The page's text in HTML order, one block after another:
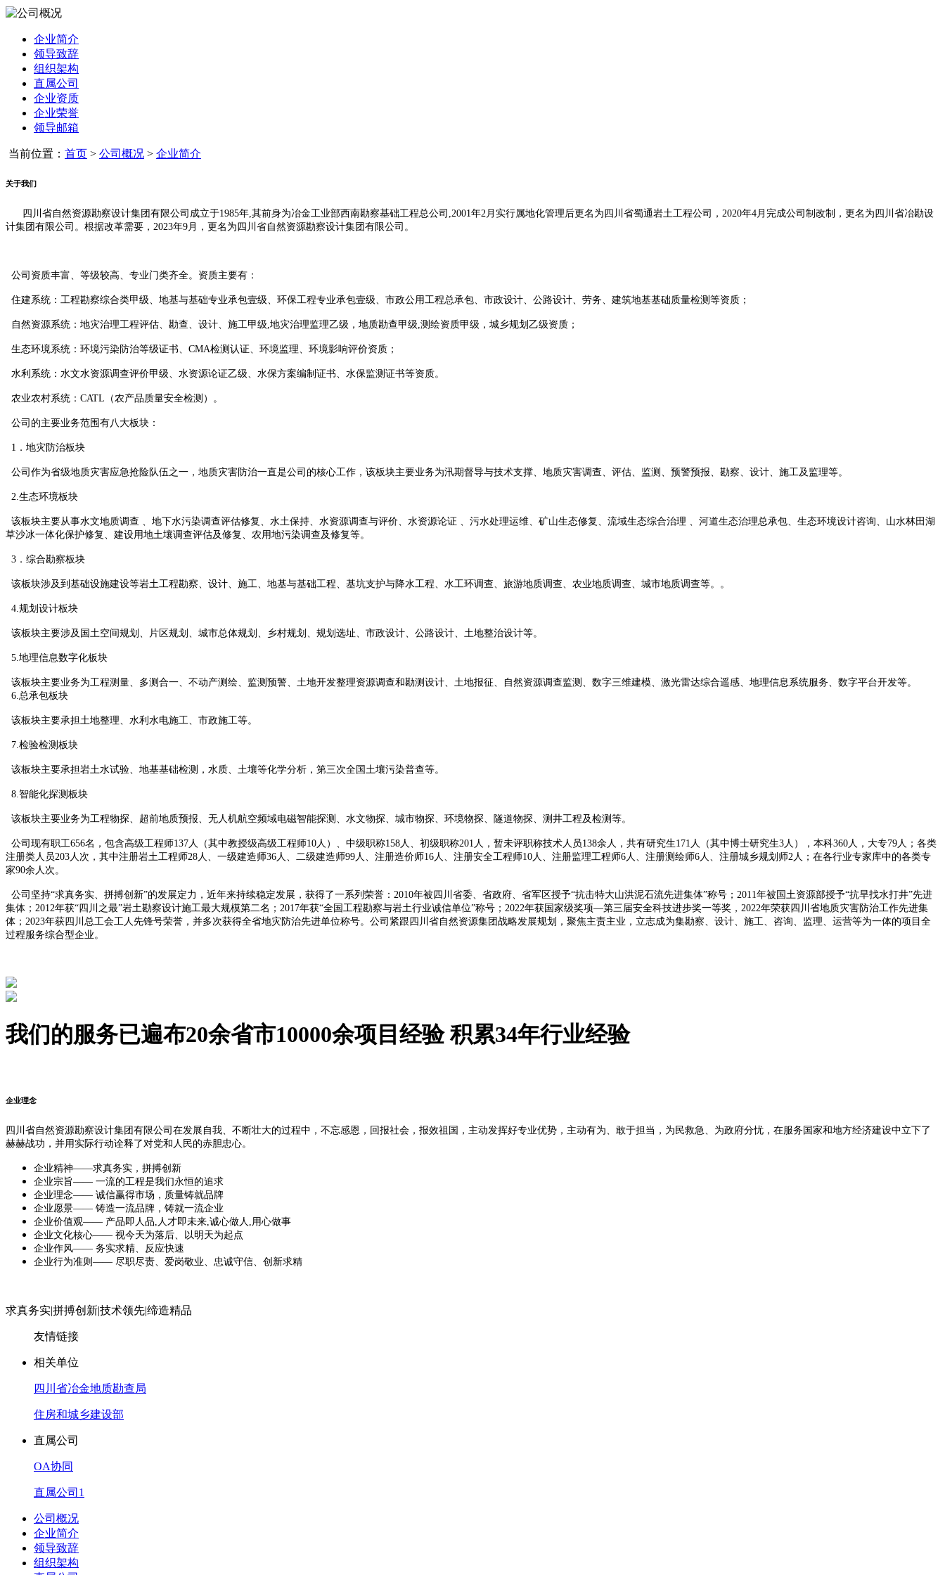
企业简介
领导致辞
组织架构
直属公司
企业资质
企业荣誉
领导邮箱
当前位置： 首页 > 公司概况 > 企业简介
关于我们
四川省自然资源勘察设计集团有限公司成立于1985年,其前身为冶金工业部西南勘察基础工程总公司 ,2001年2月实行属地化管理后更名为四川省蜀通岩土工程公司， 2020年4月完成公司制改制，更名为四川省冶勘设
计集团有限公司。根据改革需要， 2023年9月，更名为四川省自然资源勘察设计集团有限公司。
公司资质丰富、等级较高、专业门类齐全。资质主要有：
住建系统：工程勘察综合类甲级、地基与基础专业承包壹级、环保工程专业承包壹级、市政公用工程总承包、市政设计、公路设计、劳务、建筑地基基础质量检测等资质；
自然资源系统：地灾治理工程评估、勘查、设计、施工甲级,地灾治理监理乙级，地质勘查甲级,测绘资质甲级，城乡规划乙级资质；
生态环境系统：环境污染防治等级证书、 CMA检测认证、环境监理、环境影响评价资质；
水利系统：水文水资源调查评价甲级、水资源论证乙级、水保方案编制证书、水保监测证书等资质。
农业农村系统： CATL （农产品质量安全检测）。
公司的主要业务范围有八大板块：
1．地灾防治板块
公司作为省级地质灾害应急抢险队伍之一，地质灾害防治一直是公司的核心工作，该板块主要业务为汛期督导与技术支撑、地质灾害调查、评估、监测、预警预报、勘察、设计、施工及监理等。
2.生态环境板块
该板块主要从事水文地质调查 、地下水污染调查评估修复、水土保持、水资源调查与评价、水资源论证 、污水处理运维、矿山生态修复、流域生态综合治理 、河道生态治理总承包、生态环境设计咨询、山水林田湖
草沙冰一体化保护修复、建设用地土壤调查评估及修复、农用地污染调查及修复等。
3．综合勘察板块
该板块涉及到基础设施建设等岩土工程勘察、设计、施工、地基与基础工程、基坑支护与降水工程、水工环调查、旅游地质调查、农业地质调查、城市地质调查等。。
4.规划设计板块
该板块主要涉及国土空间规划、片区规划、城市总体规划、乡村规划、规划选址、市政设计、公路设计、土地整治设计等。
5.地理信息数字化板块
该板块主要业务为工程测量、多测合一、不动产测绘、监测预警、土地开发整理资源调查和勘测设计、土地报征、自然资源调查监测、数字三维建模、激光雷达综合遥感、地理信息系统服务、数字平台开发等。
6.总承包板块
该板块主要承担土地整理、水利水电施工、市政施工等。
7.检验检测板块
该板块主要承担岩土水试验、地基基础检测，水质、土壤等化学分析，第三次全国土壤污染普查等。
8.智能化探测板块
该板块主要业务为工程物探、超前地质预报、无人机航空频域电磁智能探测、水文物探、城市物探、环境物探、隧道物探、测井工程及检测等。
公司现有职工656名，包含高级工程师137人（其中教授级高级工程师10人）、中级职称158人、初级职称201 人，暂未评职称技术人员138余人，共有研究生171 人（其中博士研究生3人），本科360人，大专79人；各类
注册类人员203人次，其中注册岩土工程师28人、一级建造师36人、二级建造师99人、注册造价师16人、注册安全工程师10人、注册监理工程师6人、注册测绘师6人、注册城乡规划师2人；在各行业专家库中的各类专
家90余人次。
公司坚持“求真务实、拼搏创新”的发展定力，近年来持续稳定发展，获得了一系列荣誉： 2010年被四川省委、省政府、省军区授予“抗击特大山洪泥石流先进集体”称号； 2011年被国土资源部授予“抗旱找水打井”先进
集体； 2012年获“四川之最”岩土勘察设计施工最大规模第二名； 2017年获“全国工程勘察与岩土行业诚信单位”称号； 2022年获国家级奖项—第三届安全科技进步奖一等奖， 2022年荣获四川省地质灾害防治工作先进集
体； 2023年获四川总工会工人先锋号荣誉，并多次获得全省地灾防治先进单位称号。公司紧跟四川省自然资源集团战略发展规划，聚焦主责主业，立志成为集勘察、设计、施工、咨询、监理、运营等为一体的项目全
过程服务综合型企业。
我们的服务已遍布20余省市10000余项目经验 积累34年行业经验
企业理念
四川省自然资源勘察设计集团有限公司在发展自我、不断壮大的过程中，不忘感恩，回报社会，报效祖国，主动发挥好专业优势，主动有为、敢于担当，为民救急、为政府分忧，在服务国家和地方经济建设中立下了
赫赫战功，并用实际行动诠释了对党和人民的赤胆忠心。
企业精神——求真务实，拼搏创新
企业宗旨—— 一流的工程是我们永恒的追求
企业理念—— 诚信赢得市场，质量铸就品牌
企业愿景—— 铸造一流品牌，铸就一流企业
企业价值观—— 产品即人品,人才即未来,诚心做人,用心做事
企业文化核心—— 视今天为落后、以明天为起点
企业作风—— 务实求精、反应快速
企业行为准则—— 尽职尽责、爱岗敬业、忠诚守信、创新求精
求真务实|拼搏创新|技术领先|缔造精品
友情链接
相关单位
四川省冶金地质勘查局
住房和城乡建设部
直属公司
OA协同
直属公司1
公司概况
企业简介
领导致辞
组织架构